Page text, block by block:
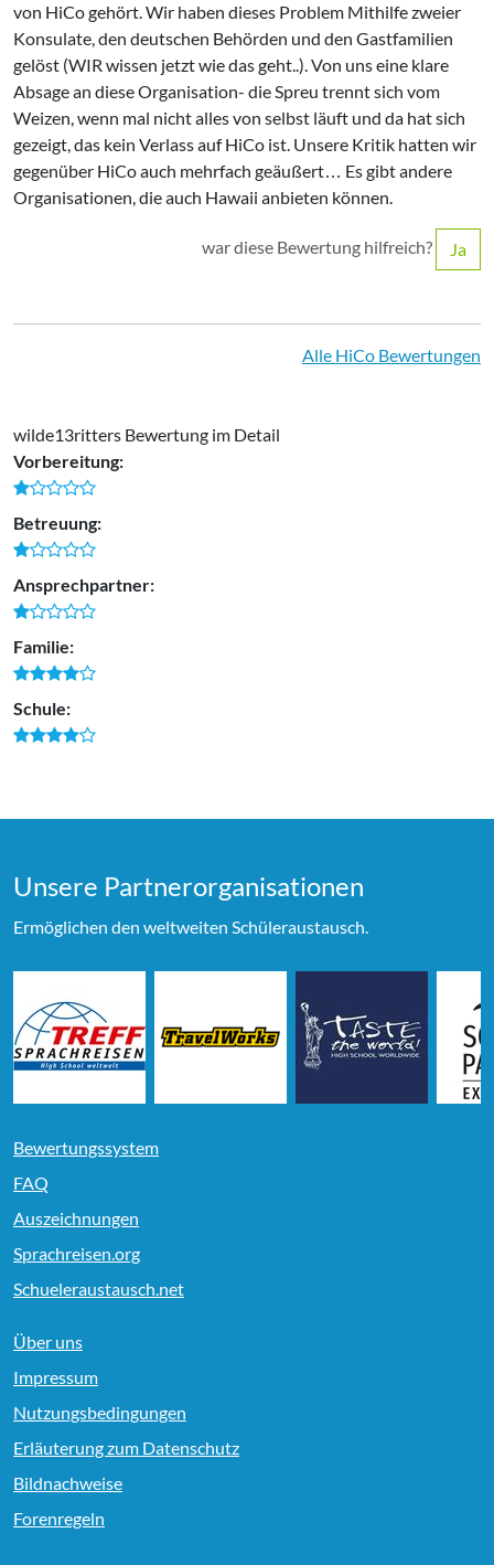
von HiCo gehört. Wir haben dieses Problem Mithilfe zweier
Konsulate, den deutschen Behörden und den Gastfamilien
gelöst (WIR wissen jetzt wie das geht..). Von uns eine klare
Absage an diese Organisation- die Spreu trennt sich vom
Weizen, wenn mal nicht alles von selbst läuft und da hat sich
gezeigt, das kein Verlass auf HiCo ist. Unsere Kritik hatten wir
gegenüber HiCo auch mehrfach geäußert… Es gibt andere
Organisationen, die auch Hawaii anbieten können.
war diese Bewertung hilfreich? Ja
Alle HiCo Bewertungen
wilde13ritters Bewertung im Detail
Vorbereitung:
Betreuung:
Ansprechpartner:
Familie:
Schule:
Unsere Partner­organi­sationen
Ermöglichen den weltweiten Schüleraustausch.
Bewertungssystem
FAQ
Auszeichnungen
Sprachreisen.org
Schueleraustausch.net
Über uns
Impressum
Nutzungsbedingungen
Erläuterung zum Datenschutz
Bildnachweise
Forenregeln